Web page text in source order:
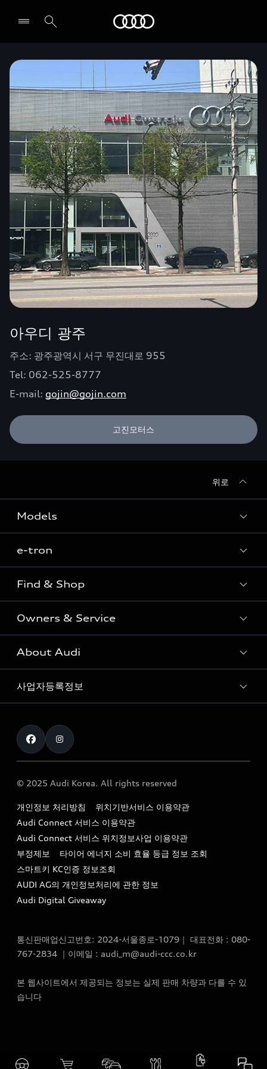
아우디 광주
주소: 광주광역시 서구 무진대로 955
Tel: 062-525-8777
E-mail: gojin@gojin.com
고진모터스
위로
Models
Sedan
SUV
Coupe
S range
e-tron
e-tron
Find & Shop
전시장/AAP 전시장/AS센터
아우디 신차 재고
아우디 모델 비교하기
아우디 공식 인증 중고차
The new Audi A6 Taste Drive 이벤트
Owners & Service
고객안내
Audi Connect
myAudiworld
내비게이션 데이터 다운로드
아우디 영상 매뉴얼
서비스 센터
서비스 프로그램
아우디 e-tron 케어 프로그램
사설수리업체를 위한 권고사항
About Audi
아우디 브랜드
Formula 1
Audi Story
아우디코리아 소식
아우디코리아 소개
아우디 스토리
아우디 브랜드 히스토리
quattro 시스템
사업자등록정보
통신판매업신고번호 : 2024-서울종로-1079
대표자명 : 틸 셰어
딩)
이메일 : audi_m@audi-ccc.co.kr
© 2025 Audi Korea. All rights reserved
개인정보 처리방침
위치기반서비스 이용약관
Audi Connect 서비스 이용약관
Audi Connect 서비스 위치정보사업 이용약관
부정제보
타이어 에너지 소비 효율 등급 정보 조회
스마트키 KC인증 정보조회
AUDI AG의 개인정보처리에 관한 정보
Audi Digital Giveaway
통신판매업신고번호: 2024-서울종로-1079｜ 대표전화 : 080-
767-2834 ｜이메일 : audi_m@audi-ccc.co.kr
본 웹사이트에서 제공되는 정보는 실제 판매 차량과 다를 수 있
습니다